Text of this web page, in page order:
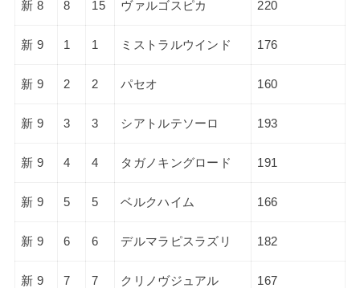
新 8 8 15 ヴァルゴスピカ 220
新 9 1 1 ミストラルウインド 176
新 9 2 2 パセオ 160
新 9 3 3 シアトルテソーロ 193
新 9 4 4 タガノキングロード 191
新 9 5 5 ベルクハイム 166
新 9 6 6 デルマラピスラズリ 182
新 9 7 7 クリノヴジュアル 167